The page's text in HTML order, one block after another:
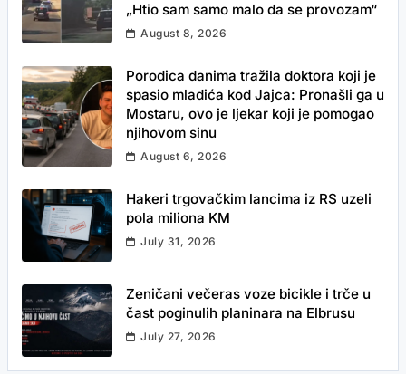
„Htio sam samo malo da se provozam“
August 8, 2026
Porodica danima tražila doktora koji je
spasio mladića kod Jajca: Pronašli ga u
Mostaru, ovo je ljekar koji je pomogao
njihovom sinu
August 6, 2026
Hakeri trgovačkim lancima iz RS uzeli
pola miliona KM
July 31, 2026
Zeničani večeras voze bicikle i trče u
čast poginulih planinara na Elbrusu
July 27, 2026